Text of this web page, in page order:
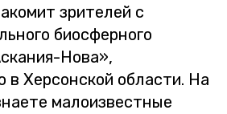
зри­те­лей с
био­сфер­но­го
Нова»,
в Хер­сон­ской об­ла­сти. На
ма­ло­из­вест­ные